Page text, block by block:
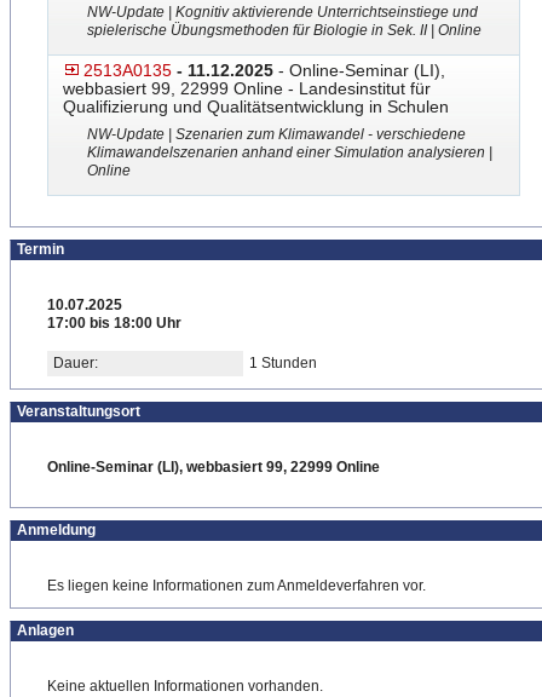
NW-Update | Kognitiv aktivierende Unterrichtseinstiege und
spielerische Übungsmethoden für Biologie in Sek. II | Online
2513A0135 - 11.12.2025 - Online-Seminar (LI),
webbasiert 99, 22999 Online - Landesinstitut für
Qualifizierung und Qualitätsentwicklung in Schulen
NW-Update | Szenarien zum Klimawandel - verschiedene
Klimawandelszenarien anhand einer Simulation analysieren |
Online
Termin
10.07.2025
17:00 bis 18:00 Uhr
Dauer: 1 Stunden
Veranstaltungsort
Online-Seminar (LI), webbasiert 99, 22999 Online
Anmeldung
Es liegen keine Informationen zum Anmeldeverfahren vor.
Anlagen
Keine aktuellen Informationen vorhanden.